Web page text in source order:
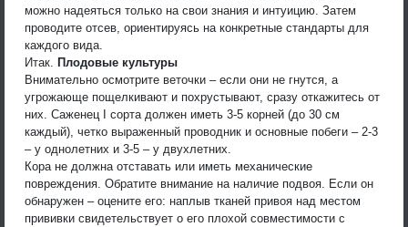
можно надеяться только на свои знания и интуицию. Затем
проводите отсев, ориентируясь на конкретные стандарты для
каждого вида.
Итак. Плодовые культуры
Внимательно осмотрите веточки – если они не гнутся, а
угрожающе пощелкивают и похрустывают, сразу откажитесь от
них. Саженец I сорта должен иметь 3-5 корней (до 30 см
каждый), четко выраженный проводник и основные побеги – 2-3
– у однолетних и 3-5 – у двухлетних.
Кора не должна отставать или иметь механические
повреждения. Обратите внимание на наличие подвоя. Если он
обнаружен – оцените его: наплыв тканей привоя над местом
прививки свидетельствует о его плохой совместимости с